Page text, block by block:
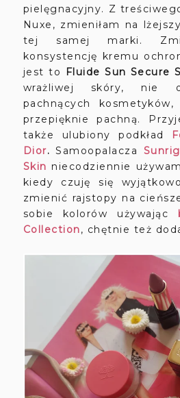
pielęgnacyjny. Z
Nuxe, zmieniłam na lżejszy
tej
samej marki.
konsystencję kremu
jest to
Fluide Sun Secure
wrażliwej skóry, nie
pachnących
przepięknie pachną.
także ulubiony podkład
Dior.Samoopalacza
Skin niecodziennie
kiedy czuję się
zmienić rajstopy na
sobie kolorów używając
Collection, chętnie też